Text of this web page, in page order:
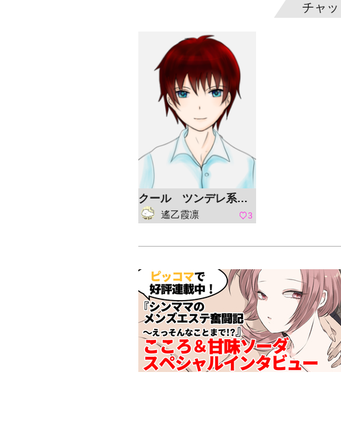
チャッ
クール ツンデレ系 裏表ありそうな 謎少年 学園とかに
遙乙霞凛 3